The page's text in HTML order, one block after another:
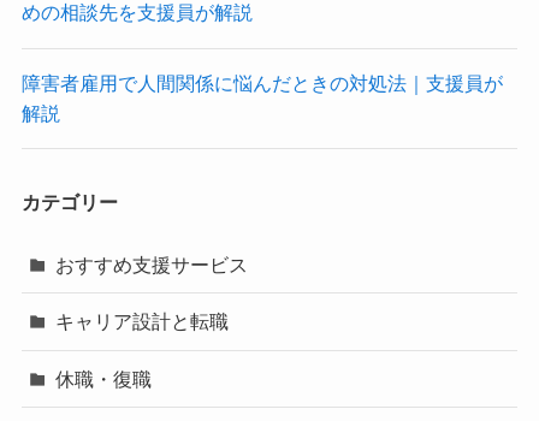
めの相談先を支援員が解説
障害者雇用で人間関係に悩んだときの対処法｜支援員が
解説
カテゴリー
おすすめ支援サービス
キャリア設計と転職
休職・復職